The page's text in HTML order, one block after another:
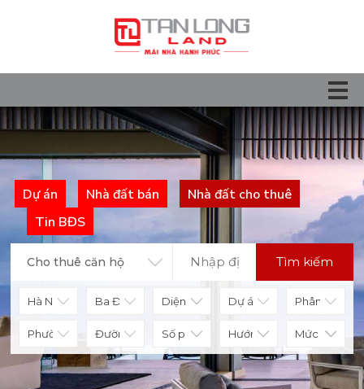
Dự án Nhà đất bán
Nhà đất cho thuê
Tin BĐS
Cho thuê căn hộ Tìm kiếm
Diện tích
Số phòng Hướng nhà Mức giá